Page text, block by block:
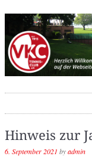
Hinweis zur
6. September 2021 byadmin